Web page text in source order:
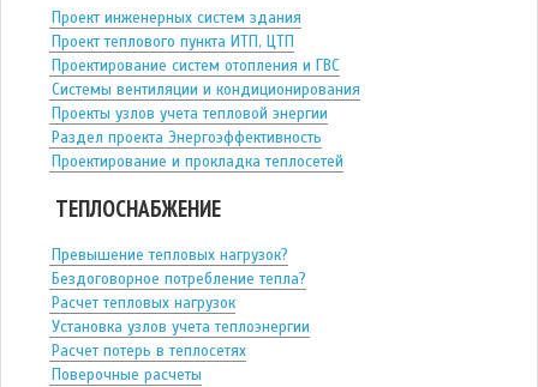
Проект инженерных систем здания
Проект теплового пункта ИТП, ЦТП
Проектирование систем отопления и ГВС
Системы вентиляции и кондиционирования
Проекты узлов учета тепловой энергии
Раздел проекта Энергоэффективность
Проектирование и прокладка теплосетей
ТЕПЛОСНАБЖЕНИЕ
Превышение тепловых нагрузок?
Бездоговорное потребление тепла?
Расчет тепловых нагрузок
Установка узлов учета теплоэнергии
Расчет потерь в теплосетях
Поверочные расчеты